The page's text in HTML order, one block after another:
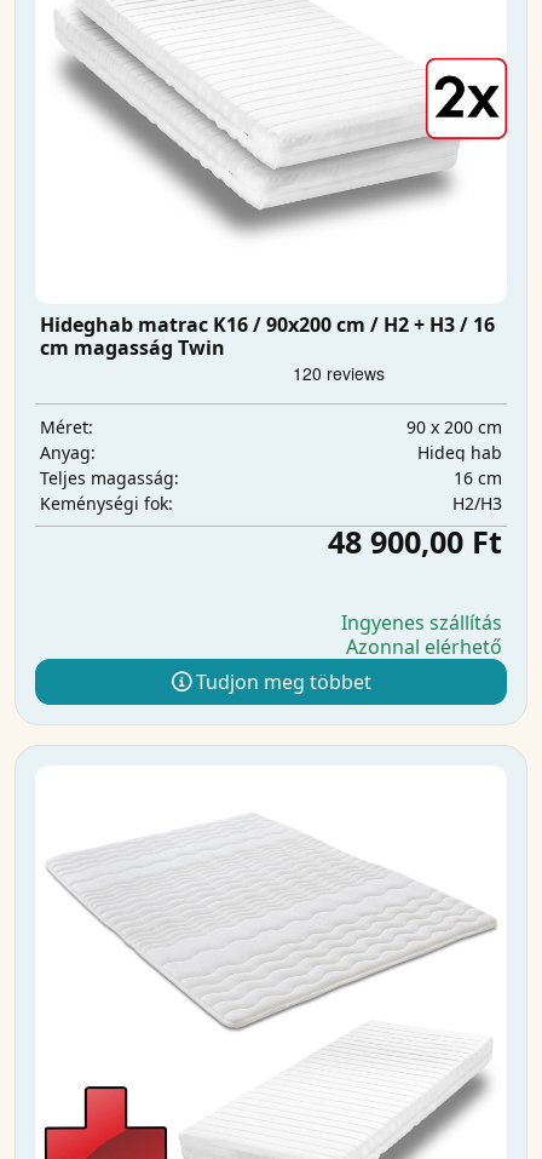
Hideghab matrac K16 / 90x200 cm / H2 + H3 / 16
cm magasság Twin
Méret:
90 x 200 cm
Anyag:
Hideg hab
Teljes magasság:
16 cm
Keménységi fok:
H2/H3
48 900,00 Ft
Ingyenes szállítás
Azonnal elérhető
Tudjon meg többet